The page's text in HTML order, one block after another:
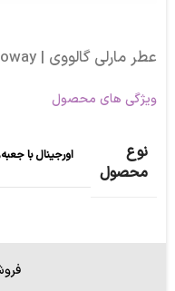
عطر مارلی گالووی | MARLY Galloway
ویژگی های محصول
نوع
محصول
اورجینال با جعبه